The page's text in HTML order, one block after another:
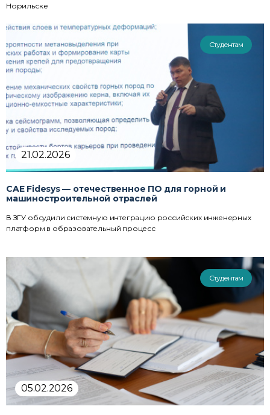
Норильске
Студентам
21.02.2026
CAE Fidesys — отечественное ПО для горной и
машиностроительной отраслей
В ЗГУ обсудили системную интеграцию российских инженерных
платформ в образовательный процесс
Студентам
05.02.2026